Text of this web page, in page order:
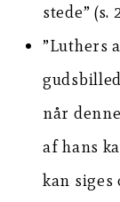
stede” (s.
”Luthers
når
af hans
kan